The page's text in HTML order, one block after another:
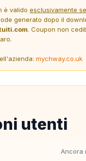
è valido esclusivamente
generato dopo il
. Coupon non
mychway.co.uk
utenti
Ancora